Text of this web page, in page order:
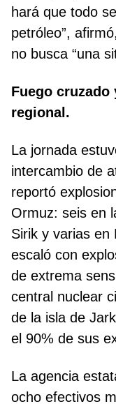
hará que todo
petróleo”,
no busca “una
Fuego cruzado
regional.
La jornada
intercambio de
reportó
Ormuz: seis en
Sirik y varias en
escaló con
de extrema
central nuclear
de la isla de
el 90% de sus
La agencia
ocho efectivos